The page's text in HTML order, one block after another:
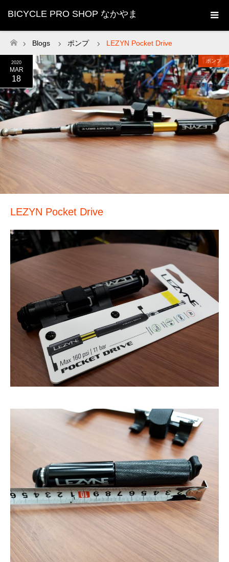
BICYCLE PRO SHOP なかやま
ホーム
Blogs ポンプ LEZYN Pocket Drive
2020
MAR
18
ポンプ
LEZYN Pocket Drive